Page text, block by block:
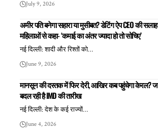
July 9, 2026
अमीर पति बनेगा सहारा या मुसीबत? डेटिंग ऐप CEO की
महिलाओं से कहा- ‘कमाई का अंतर ज्यादा हो तो सोचिए’
नई दिल्ली: शादी और रिश्तों को…
June 9, 2026
मानसून की दस्तक में फिर देरी, आखिर कब पहुंचेगा केरल?
बदल रही है IMD की तारीख
नई दिल्ली: देश के कई राज्यों…
June 4, 2026